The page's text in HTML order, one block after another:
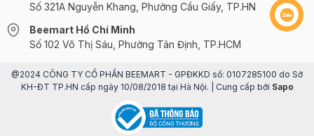
Số 321A Nguyễn Khang, Phường Cầu Giấy, TP.HN
Beemart Hồ Chí Minh
Số 102 Võ Thị Sáu, Phường Tân Định, TP.HCM
@2024 CÔNG TY CỔ PHẦN BEEMART - GPĐKKD số: 0107285100 do Sở
KH-ĐT TP.HN cấp ngày 10/08/2018 tại Hà Nội. | Cung cấp bởi Sapo